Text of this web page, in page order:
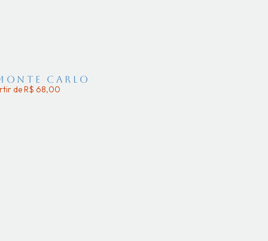
Carlo
de R$ 68,00